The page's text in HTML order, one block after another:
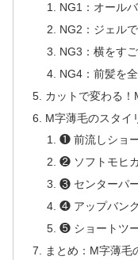
NG1：オール
NG2：ジェル
NG3：横をす
NG4：前髪を
カットで変わる！
M字薄毛のスタイ
❶ 前流しショ
❷ ソフトモヒ
❸ センターパ
❹ アップバン
❺ ショートツ
まとめ：M字薄毛